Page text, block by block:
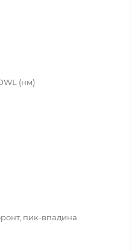
(нм)
пик-впадина